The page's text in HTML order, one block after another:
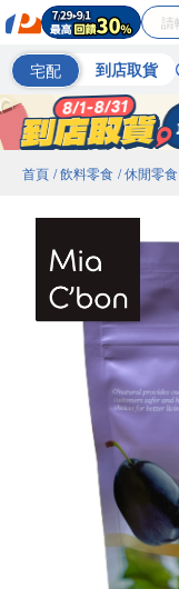
宅配 到店取貨
首頁 / 飲料零食 / 休閒零食